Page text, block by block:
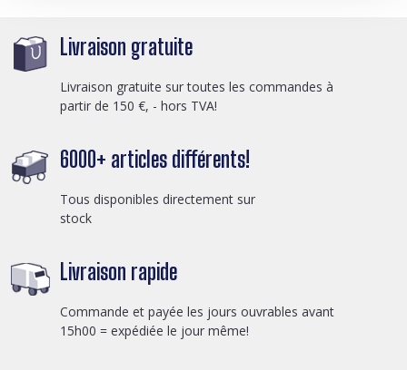
Livraison gratuite
Livraison gratuite sur toutes les commandes à
partir de 150 €, - hors TVA!
6000+ articles différents!
Tous disponibles directement sur
stock
Livraison rapide
Commande et payée les jours ouvrables avant
15h00 = expédiée le jour même!